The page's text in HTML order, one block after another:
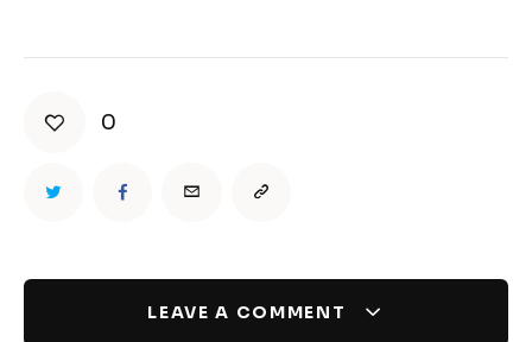
0
LEAVE A COMMENT